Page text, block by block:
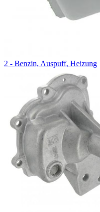
2 - Benzin, Auspuff, Heizung